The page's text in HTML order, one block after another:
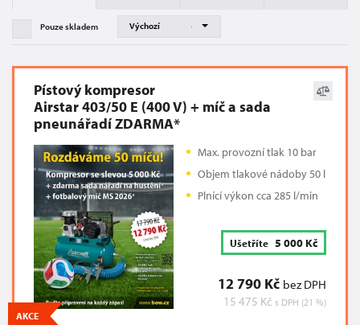
Pouze skladem
Pístový kompresor
Airstar 403/50 E (400 V) + míč a sada
pneunářadí ZDARMA*
Max. provozní tlak 10 bar
Objem tlakové nádoby 50 l
Plnící výkon cca 285 l/min
Ušetříte 5 000 Kč
12 790 Kč bez DPH
15 475 Kč s DPH (21 %)
AKCE